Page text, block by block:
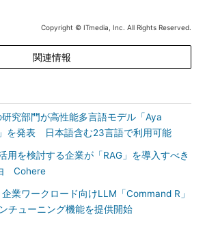
Copyright © ITmedia, Inc. All Rights Reserved.
関連情報
究部門が高性能多言語モデル「Aya
を発表 日本語含む23言語で利用可能
用を検討する企業が「RAG」を導入すべき
Cohere
業ワークロード向けLLM「Command R」
チューニング機能を提供開始